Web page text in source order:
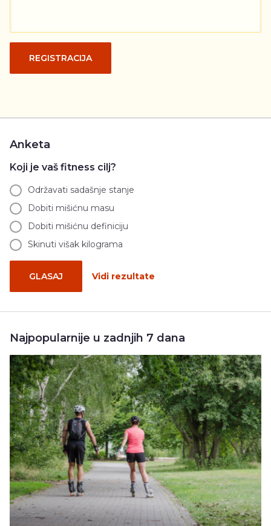
REGISTRACIJA
Anketa
Koji je vaš fitness cilj?
Održavati sadašnje stanje
Dobiti mišićnu masu
Dobiti mišićnu definiciju
Skinuti višak kilograma
GLASAJ Vidi rezultate
Najpopularnije u zadnjih 7 dana